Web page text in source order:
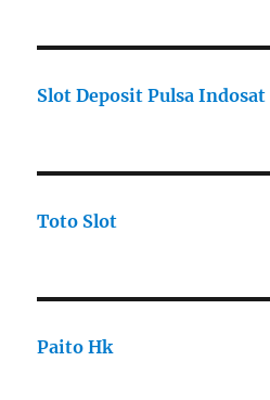
Slot Deposit Pulsa Indosat
Toto Slot
Paito Hk